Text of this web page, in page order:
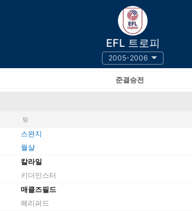
EFL 트로피
2005-2006
준결승전
팀
스완지
월샬
칼라일
키더민스터
매클즈필드
헤리퍼드